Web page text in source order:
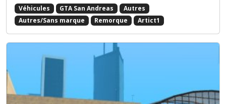
Véhicules GTA San Andreas
Autres
Autres/Sans marque
Remorque Artict1